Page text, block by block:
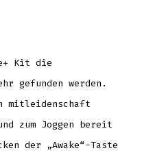
Kit die
gefunden werden.
mitleidenschaft
zum Joggen bereit
der „Awake“-Taste